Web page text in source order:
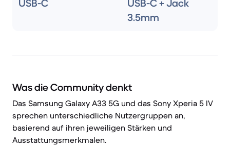
USB-C
USB-C + Jack
3.5mm
Was die Community denkt
Das Samsung Galaxy A33 5G und das Sony Xperia 5 IV
sprechen unterschiedliche Nutzergruppen an,
basierend auf ihren jeweiligen Stärken und
Ausstattungsmerkmalen.